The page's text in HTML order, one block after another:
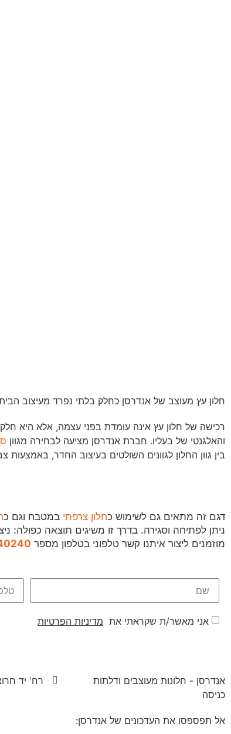
חלון עץ מעוצב של אנדרסן כחלק בלתי נפרד מעיצוב
רכישה של חלון עץ אינה עומדת בפני עצמה, אלא היא
והאלגנטי של בעליו. חברת אנדרסן מציעה לבחירה מגוון
בין גוון החלון לגוונים השולטים בעיצוב החדר, באמצעות
דגם זה מתאים גם לשימוש כחלון צרפתי במטבח וגם כ
ניתן לפתיחה וסגירה. בדרך זו משיגים תוצאה כפולה:
מוזמנים ליצור איתנו קשר טלפוני בטלפון מספר
אני מאשר/ת שקראתי את מדיניות הפרטיות
אנדרסן - חלונות מעוצבים ודלתות
כניסה
רח' יד חרוצים 6,
אל תפספסו את העדכונים של אנדרסן: